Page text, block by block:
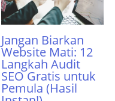
Jangan Biarkan
Website Mati: 12
Langkah Audit
SEO Gratis untuk
Pemula (Hasil